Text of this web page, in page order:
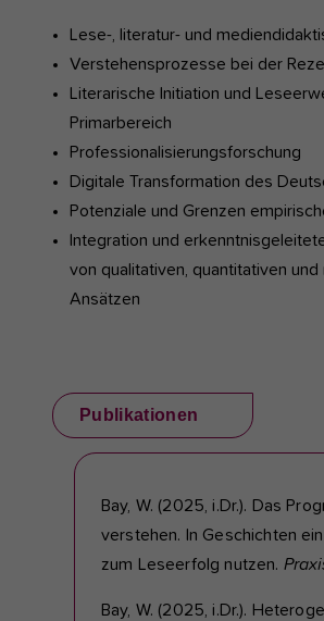
Lese-, literatur- und
Verstehensprozesse bei der
Literarische Initiation und
Primarbereich
Professionalisierungsforschung
Digitale Transformation des
Potenziale und Grenzen
Integration und
von qualitativen, quantitativen
Ansätzen
Publikationen
Bay, W. (2025, i.Dr.). Das
verstehen. In Geschichten
zum Leseerfolg nutzen.
Bay, W. (2025, i.Dr.).